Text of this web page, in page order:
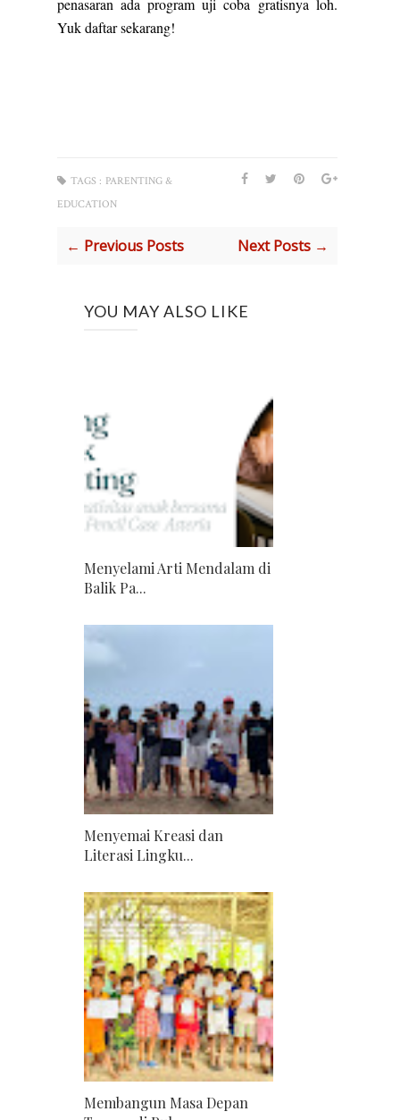
penasaran ada program uji coba gratisnya loh.
Yuk daftar sekarang!
TAGS : PARENTING &
EDUCATION
← Previous Posts Next Posts →
YOU MAY ALSO LIKE
Menyelami Arti Mendalam di
Balik Pa...
Menyemai Kreasi dan
Literasi Lingku...
Membangun Masa Depan